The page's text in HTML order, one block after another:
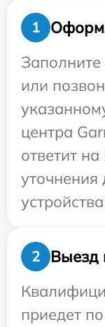
1
или
центра
ответит
2
Выезд
приедет